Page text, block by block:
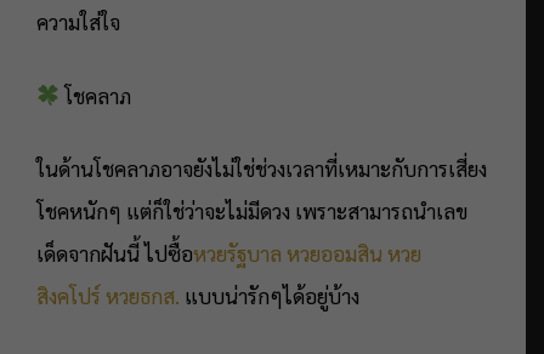
ความใส่ใจ
โชคลาภ
ในด้านโชคลาภอาจยังไม่ใช่ช่วงเวลาที่เหมาะกับการเสี่ยง
โชคหนักๆ แต่ก็ใช่ว่าจะไม่มีดวง เพราะสามารถนำเลข
เด็ดจากฝันนี้ ไปซื้อหวยรัฐบาล หวยออมสิน หวย
สิงคโปร์ หวยธกส. แบบน่ารักๆได้อยู่บ้าง